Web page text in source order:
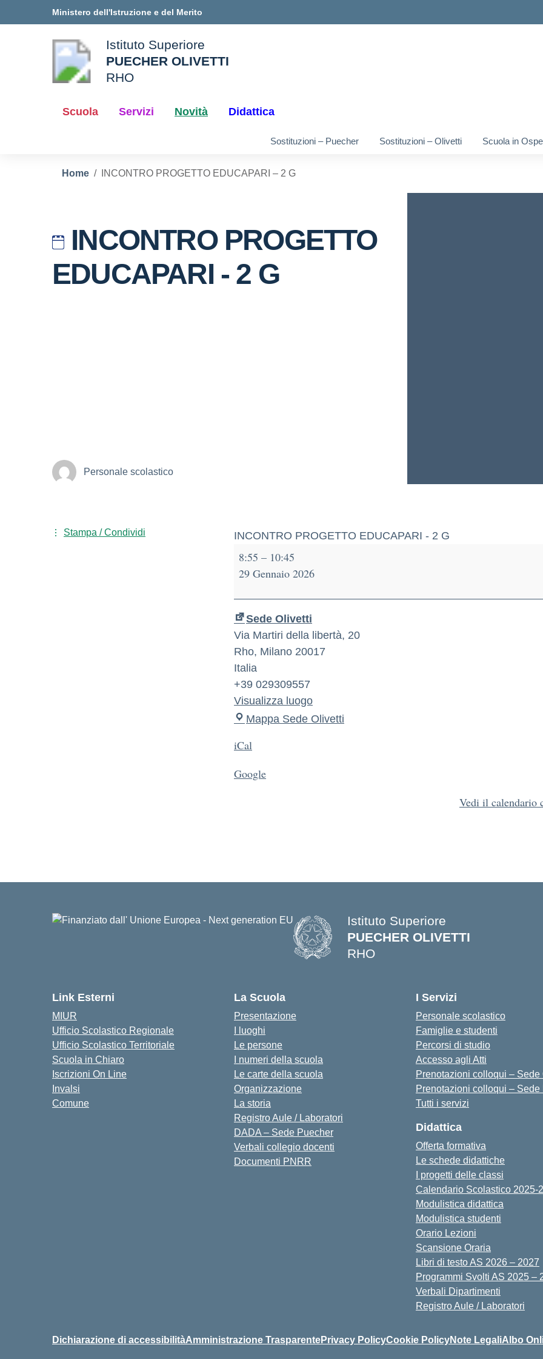
Ministero dell'Istruzione e del Merito
della scuola
Istituto Superiore
PUECHER OLIVETTI
RHO
Scuola Servizi Novità Didattica
Sostituzioni – Puecher Sostituzioni – Olivetti Scuola in
Home INCONTRO PROGETTO EDUCAPARI – 2 G
INCONTRO PROGETTO
EDUCAPARI - 2 G
Personale scolastico
Stampa / Condividi INCONTRO PROGETTO EDUCAPARI - 2 G
8:55 – 10:45
29 Gennaio 2026
Sede Olivetti
Via Martiri della libertà, 20
Rho, Milano 20017
Italia
+39 029309557
Visualizza luogo
Mappa Sede Olivetti
iCal
Google
Vedi il calendario
Istituto Superiore
PUECHER OLIVETTI
RHO
Link Esterni
MIUR
Ufficio Scolastico Regionale
Ufficio Scolastico Territoriale
Scuola in Chiaro
Iscrizioni On Line
Invalsi
Comune
La Scuola
Presentazione
I luoghi
Le persone
I numeri della scuola
Le carte della scuola
Organizzazione
La storia
Registro Aule / Laboratori
DADA – Sede Puecher
Verbali collegio docenti
Documenti PNRR
I Servizi
Personale scolastico
Famiglie e studenti
Percorsi di studio
Accesso agli Atti
Prenotazioni colloqui – Sede
Prenotazioni colloqui – Sede
Tutti i servizi
Didattica
Offerta formativa
Le schede didattiche
I progetti delle classi
Calendario Scolastico 2025-
Modulistica didattica
Modulistica studenti
Orario Lezioni
Scansione Oraria
Libri di testo AS 2026 – 2027
Programmi Svolti AS 2025 –
Verbali Dipartimenti
Registro Aule / Laboratori
Dichiarazione di accessibilitàAmministrazione TrasparentePrivacy PolicyCookie PolicyNote LegaliAlbo